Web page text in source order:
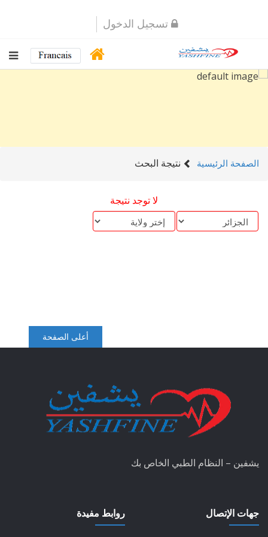
تسجيل الدخول
الصفحة الرئيسية نتيجة البحث
لا توجد نتيجة
أعلى الصفحة
يشفين – النظام الطبي الخاص بك
روابط مفيدة جهات الإتصال